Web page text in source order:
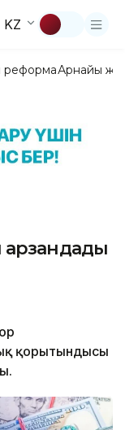
KZ
реформаАрнайы
арзандады
қорытындысы